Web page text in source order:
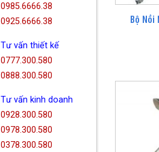
0985.6666.38
0925.6666.38
Tư vấn thiết kế
0777.300.580
0888.300.580
Tư vấn kinh doanh
0928.300.580
0978.300.580
0378.300.580
Bộ